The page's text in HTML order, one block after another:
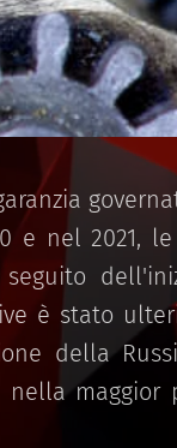
e nel 2021, le
è stato
della
nella maggior